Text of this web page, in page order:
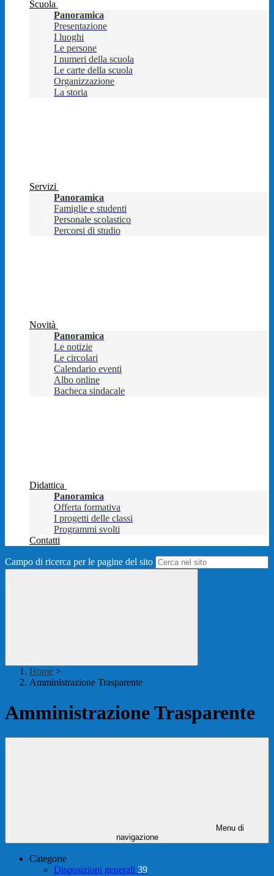
Scuola
Panoramica
Presentazione
I luoghi
Le persone
I numeri della scuola
Le carte della scuola
Organizzazione
La storia
Servizi
Panoramica
Famiglie e studenti
Personale scolastico
Percorsi di studio
Novità
Panoramica
Le notizie
Le circolari
Calendario eventi
Albo online
Bacheca sindacale
Didattica
Panoramica
Offerta formativa
I progetti delle classi
Programmi svolti
Contatti
Campo di ricerca per le pagine del sito
Home >
Amministrazione Trasparente
Amministrazione Trasparente
Menu di
navigazione
Categorie
Disposizioni generali 39